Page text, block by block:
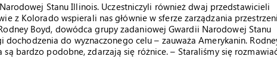
Stanu Illinois. Uczestniczyli również dwaj przedstawicieli
z Kolorado wspierali nas głównie w sferze zarządzania
Boyd, dowódca grupy zadaniowej Gwardii Narodowej Stanu
do wyznaczonego celu – zauważa Amerykanin.
bardzo podobne, zdarzają się różnice. – Staraliśmy się